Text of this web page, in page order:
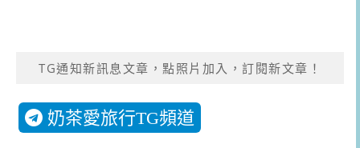
TG通知新訊息文章，點照片加入，訂閱新文章！
奶茶愛旅行TG頻道